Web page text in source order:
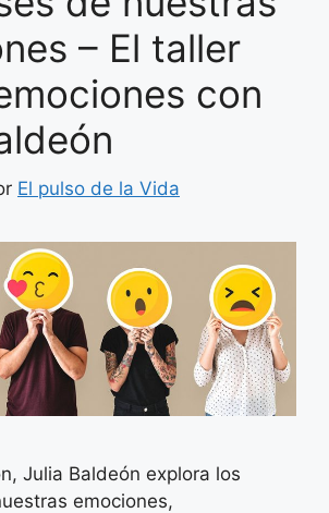
– El taller
con
El pulso de la Vida
Julia Baldeón explora los
emociones,